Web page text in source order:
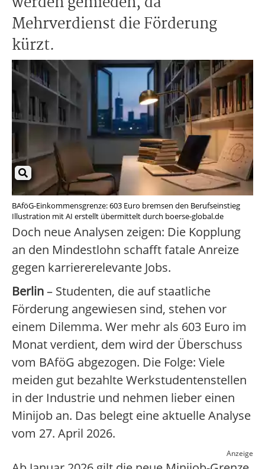
Mehrverdienst die Förderung
kürzt.
BAföG-Einkommensgrenze: 603 Euro bremsen den Berufseinstieg
Illustration mit AI erstellt übermittelt durch boerse-global.de
Doch neue Analysen zeigen: Die Kopplung
an den Mindestlohn schafft fatale Anreize
gegen karriererelevante Jobs.
Berlin– Studenten, die auf staatliche
Förderung angewiesen sind, stehen vor
einem Dilemma. Wer mehr als 603 Euro im
Monat verdient, dem wird der Überschuss
vom BAföG abgezogen. Die Folge: Viele
meiden gut bezahlte Werkstudentenstellen
in der Industrie und nehmen lieber einen
Minijob an. Das belegt eine aktuelle Analyse
vom 27. April 2026.
Anzeige